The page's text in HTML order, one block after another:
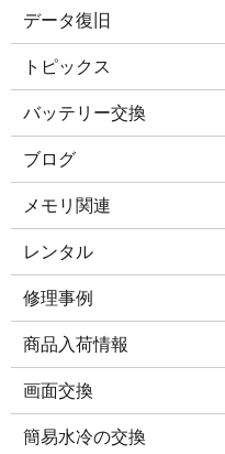
データ復旧
トピックス
バッテリー交換
ブログ
メモリ関連
レンタル
修理事例
商品入荷情報
画面交換
簡易水冷の交換